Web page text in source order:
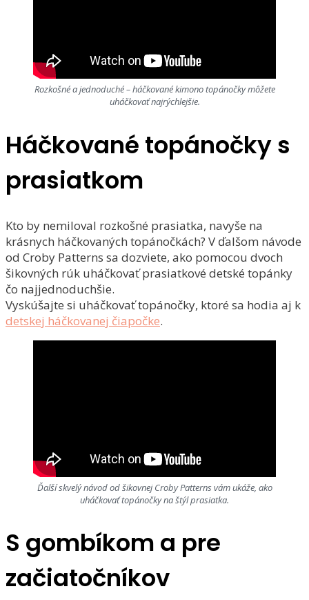
Rozkošné a jednoduché – háčkované kimono topánočky môžete
uháčkovať najrýchlejšie.
Háčkované topánočky s
prasiatkom
Kto by nemiloval rozkošné prasiatka, navyše na
krásnych háčkovaných topánočkách? V ďalšom návode
od Croby Patterns sa dozviete, ako pomocou dvoch
šikovných rúk uháčkovať prasiatkové detské topánky
čo najjednoduchšie.
Vyskúšajte si uháčkovať topánočky, ktoré sa hodia aj k
detskej háčkovanej čiapočke.
Ďalší skvelý návod od šikovnej Croby Patterns vám ukáže, ako
uháčkovať topánočky na štýl prasiatka.
S gombíkom a pre
začiatočníkov